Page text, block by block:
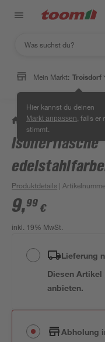
Mein Markt: Troisdorf
Hier kannst du deinen
Markt anpassen , falls er
stimmt.
/ Wohnen & Haushalt
Isolierflasche
Produktdetails |
9,99 €
inkl. 19% MwSt.
Lieferung
Diesen
anbieten.
Abholung